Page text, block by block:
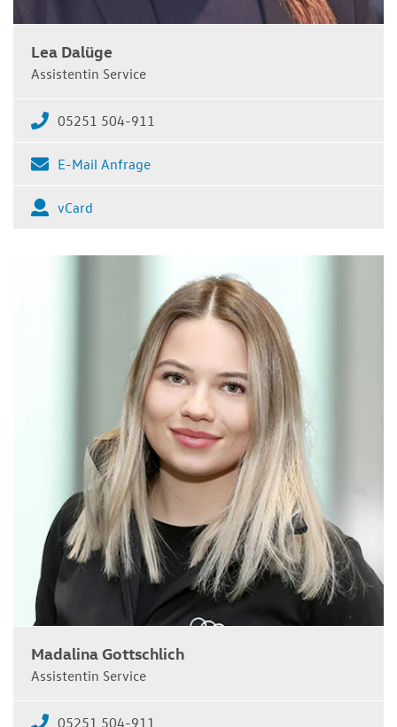
Lea Dalüge
Assistentin Service
05251 504-911
E-Mail Anfrage
vCard
Madalina Gottschlich
Assistentin Service
05251 504-911